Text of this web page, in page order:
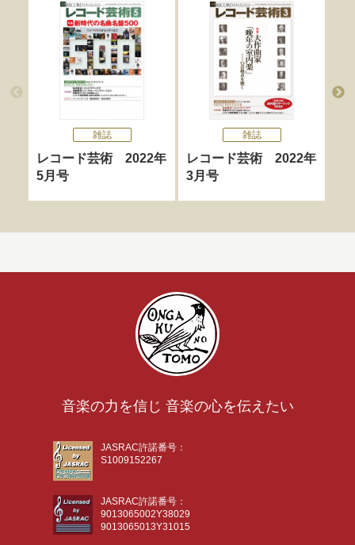
雑誌
レコード芸術 2022年
5月号
雑誌
レコード芸術 2022年
3月号
音楽の力を信じ 音楽の心を伝えたい
JASRAC許諾番号：
S1009152267
JASRAC許諾番号：
9013065002Y38029
9013065013Y31015